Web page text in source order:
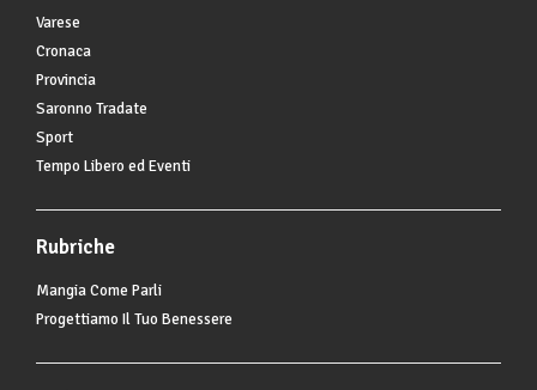
Varese
Cronaca
Provincia
Saronno Tradate
Sport
Tempo Libero ed Eventi
Rubriche
Mangia Come Parli
Progettiamo Il Tuo Benessere